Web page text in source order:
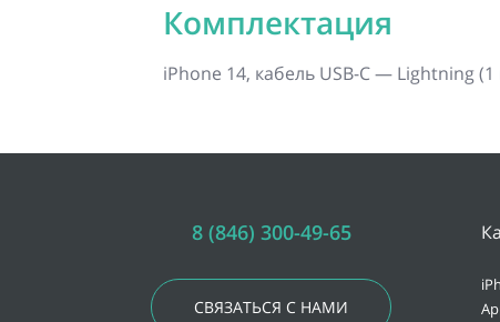
Комплектация
iPhone 14, кабель USB-C — Lightning
8 (846) 300-49-65
СВЯЗАТЬСЯ С НАМИ